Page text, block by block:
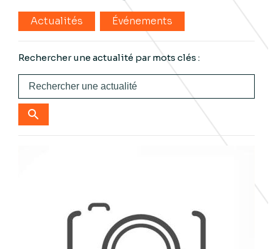
Actualités Événements
Rechercher une actualité par mots clés :